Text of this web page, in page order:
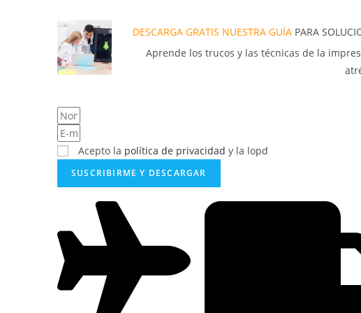
DESCARGA GRATIS NUESTRA GUÍA PARA
Aprende los trucos y las técnicas de la
Acepto la política de privacidad y la lopd
SUSCRIBIRME Y DESCARGAR